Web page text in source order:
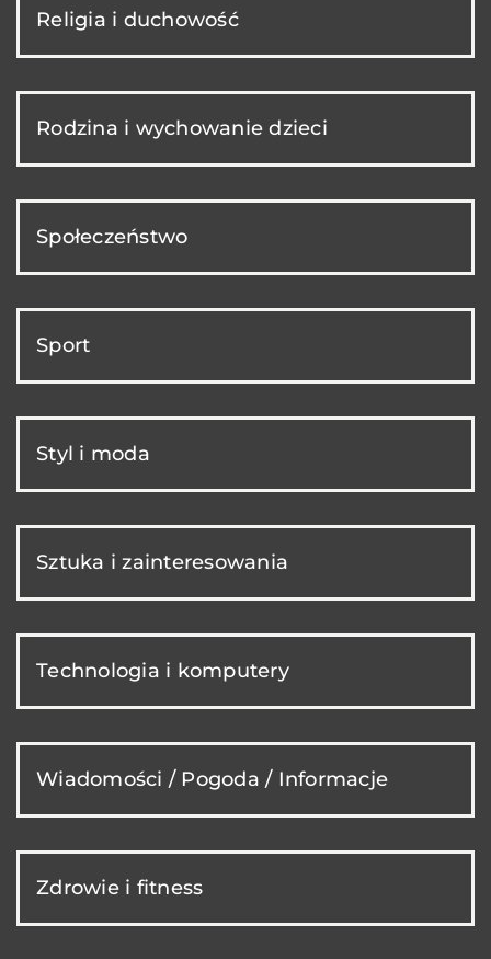
Religia i duchowość
Rodzina i wychowanie dzieci
Społeczeństwo
Sport
Styl i moda
Sztuka i zainteresowania
Technologia i komputery
Wiadomości / Pogoda / Informacje
Zdrowie i fitness